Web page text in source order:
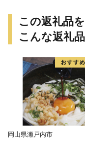
この返礼品
こんな返礼
岡山県瀬戸内市